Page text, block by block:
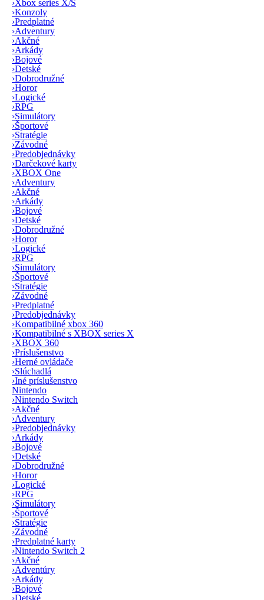
›Xbox series X/S
›Konzoly
›Predplatné
›Adventury
›Akčné
›Arkády
›Bojové
›Detské
›Dobrodružné
›Horor
›Logické
›RPG
›Simulátory
›Športové
›Stratégie
›Závodné
›Predobjednávky
›Darčekové karty
›XBOX One
›Adventury
›Akčné
›Arkády
›Bojové
›Detské
›Dobrodružné
›Horor
›Logické
›RPG
›Simulátory
›Športové
›Stratégie
›Závodné
›Predplatné
›Predobjednávky
›Kompatibilné xbox 360
›Kompatibilné s XBOX series X
›XBOX 360
›Príslušenstvo
›Herné ovládače
›Slúchadlá
›Iné príslušenstvo
Nintendo
›Nintendo Switch
›Akčné
›Adventury
›Predobjednávky
›Arkády
›Bojové
›Detské
›Dobrodružné
›Horor
›Logické
›RPG
›Simulátory
›Športové
›Stratégie
›Závodné
›Predplatné karty
›Nintendo Switch 2
›Akčné
›Adventúry
›Arkády
›Bojové
›Detské